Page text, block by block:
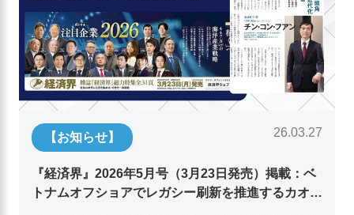
【お知らせ】 26.03.27
『経済界』2026年5月号（3月23日発売）掲載：ベ
トナムオフショアでレガシー刷新を推進するカオピ